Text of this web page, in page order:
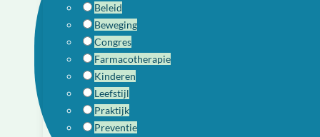
Beleid
Beweging
Congres
Farmacotherapie
Kinderen
Leefstijl
Praktijk
Preventie